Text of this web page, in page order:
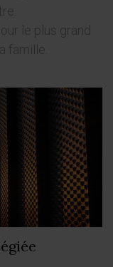
le plus grand
famille.